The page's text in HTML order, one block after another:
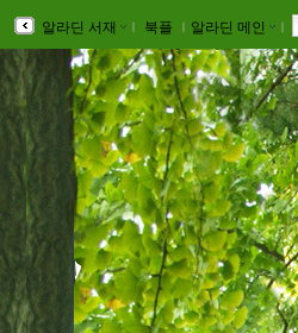
알라딘 서재 ｌ 북플 ｌ 알라딘 메인 ｌ